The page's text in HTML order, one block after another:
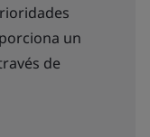
un
de